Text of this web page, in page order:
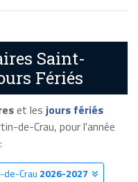
Saint-
Fériés
et les jours fériés
de-Crau, pour l'année
de-Crau 2026-2027